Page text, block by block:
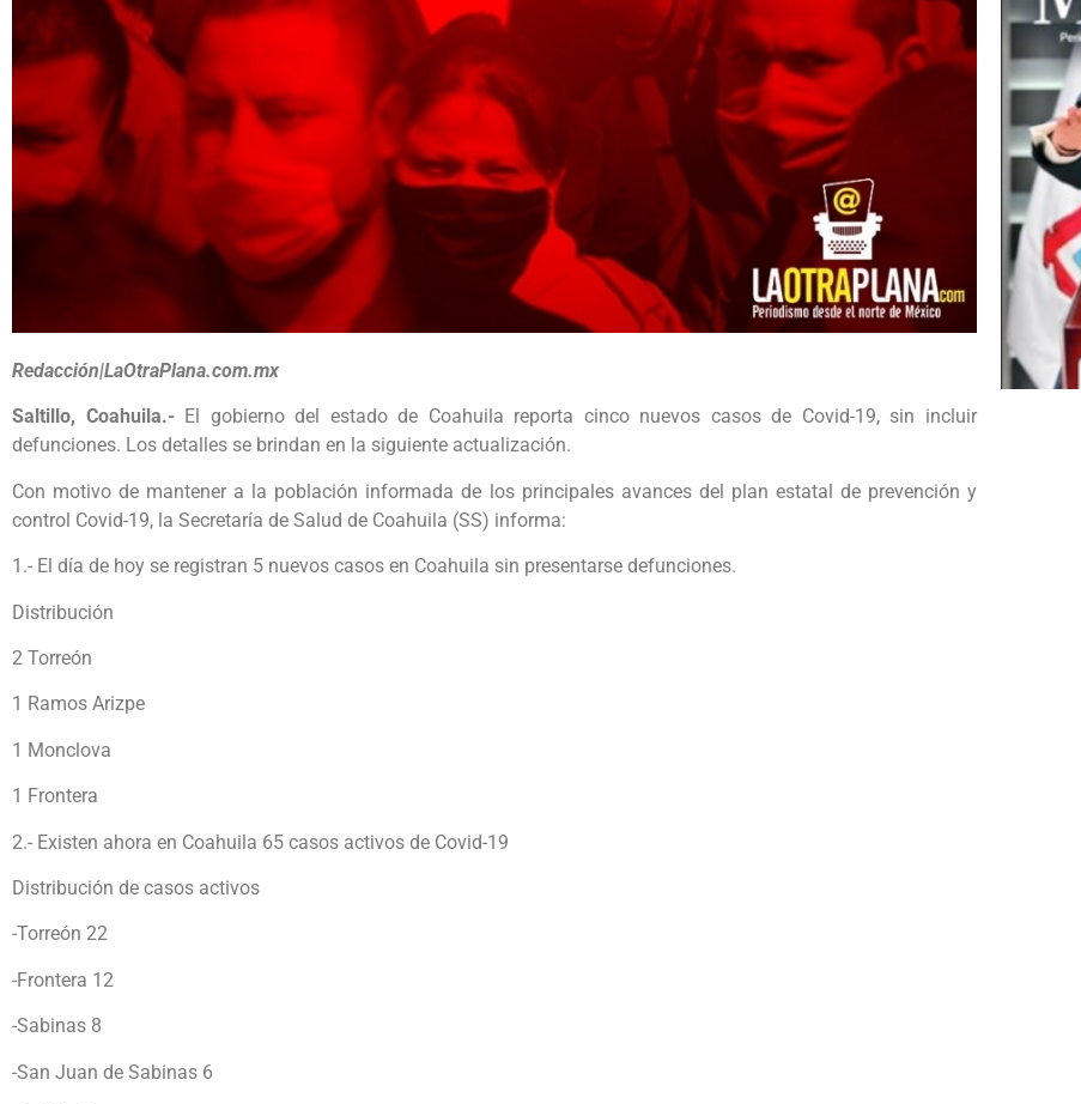
Redacción|LaOtraPlana.com.mx
Saltillo, Coahuila.- El gobierno del estado de Coahuila reporta cinco nuevos casos de Covid-19, sin incluir
defunciones. Los detalles se brindan en la siguiente actualización.
Con motivo de mantener a la población informada de los principales avances del plan estatal de prevención y
control Covid-19, la Secretaría de Salud de Coahuila (SS) informa:
1.- El día de hoy se registran 5 nuevos casos en Coahuila sin presentarse defunciones.
Distribución
2 Torreón
1 Ramos Arizpe
1 Monclova
1 Frontera
2.- Existen ahora en Coahuila 65 casos activos de Covid-19
Distribución de casos activos
-Torreón 22
-Frontera 12
-Sabinas 8
-San Juan de Sabinas 6